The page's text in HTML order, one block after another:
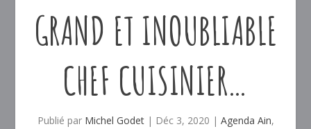
GRAND ET INOUBLIABLE
CHEF CUISINIER…
Publié par Michel Godet| Déc 3, 2020 | Agenda Ain,